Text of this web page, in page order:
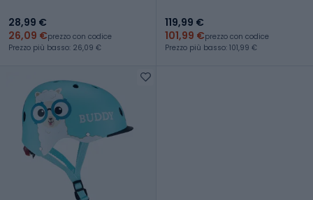
28,99 €
26,09 €prezzo con codice
Prezzo più basso: 26,09 €
119,99 €
101,99 €prezzo con codice
Prezzo più basso: 101,99 €